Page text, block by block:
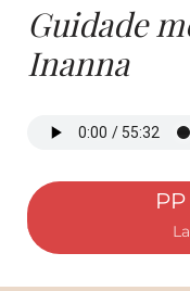
Guidade
Inanna